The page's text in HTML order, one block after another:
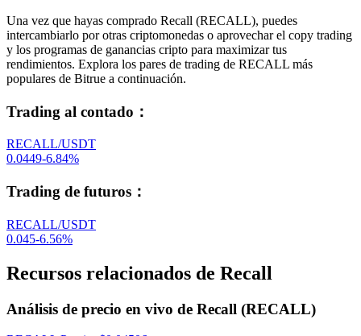
Una vez que hayas comprado Recall (RECALL), puedes
intercambiarlo por otras criptomonedas o aprovechar el copy trading
y los programas de ganancias cripto para maximizar tus
rendimientos. Explora los pares de trading de RECALL más
populares de Bitrue a continuación.
Trading al contado ：
RECALL/USDT
0.0449-6.84%
Trading de futuros ：
RECALL/USDT
0.045-6.56%
Recursos relacionados de Recall
Análisis de precio en vivo de Recall (RECALL)